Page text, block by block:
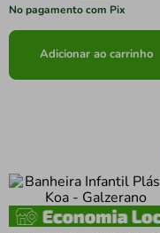
No pagamento com Pix
Adicionar ao carrinho